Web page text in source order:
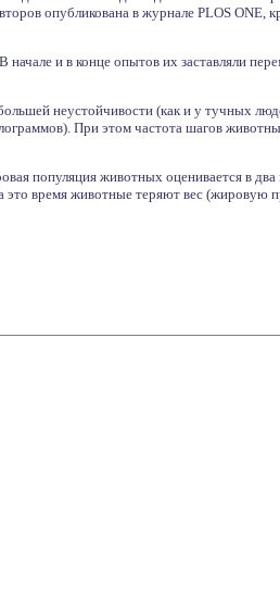
опубликована в журнале PLOS ONE,
и в конце опытов их заставляли
неустойчивости (как и у тучных
При этом частота шагов
популяция животных оценивается в
это время животные теряют вес (жировую